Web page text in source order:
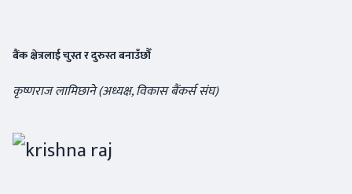
बैंक क्षेत्रलाई चुस्त र दुरुस्त बनाउँछौँ
कृष्णराज लामिछाने (अध्यक्ष, विकास बैंकर्स संघ)